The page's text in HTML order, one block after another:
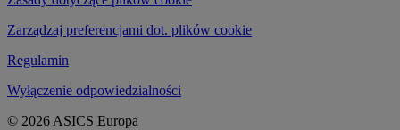
Zarządzaj preferencjami dot. plików cookie
Regulamin
Wyłączenie odpowiedzialności
© 2026 ASICS Europa